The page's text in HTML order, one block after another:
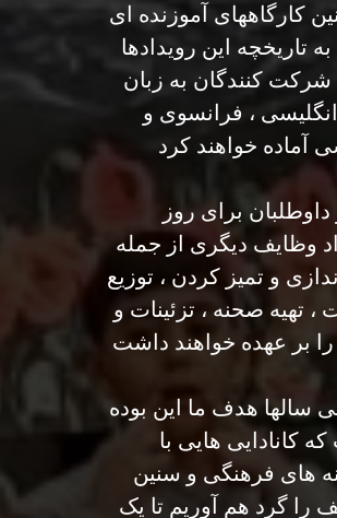
کارگاههای آموزنده ای
تاریخچه این رویدادها
شرکت کنندگان به زبان
، فرانسوی و
آماده خواهند کرد
داوطلبان برای روز
وظایف دیگری از جمله
و تمیز کردن ، توزیع
، تهیه صحنه ، تزئینات و
را بر عهده خواهند داشت
سالها هدف ما این بوده
کانادایی هایی با
های فرهنگی و سنین
را گرد هم آوریم تا یک